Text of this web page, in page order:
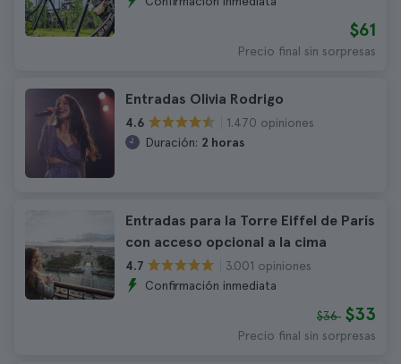
$61
Precio final sin sorpresas
Entradas Olivia Rodrigo
4.6
1.470 opiniones
Duración: 2 horas
Entradas para la Torre Eiffel de París
con acceso opcional a la cima
4.7
3.001 opiniones
Confirmación inmediata
$36 $33
Precio final sin sorpresas